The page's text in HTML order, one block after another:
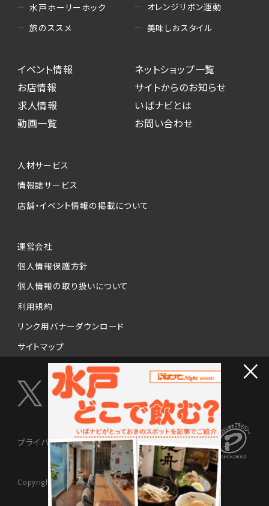
水戸ホーリーホック
旅のススメ
オレンジリボン運動
美味しおスタイル
イベント情報
お店情報
求人情報
動画一覧
ネットショップ一覧
サイトからのお知らせ
いばナビとは
お問い合わせ
人材サービス
情報誌サービス
店舗・イベント情報の掲載について
運営会社
個人情報保護方針
個人情報の取り扱いについて
利用規約
リンク用バナーダウンロード
サイトマップ
プライバシーマーク制度
Copyright © 2024 NISSENMEDIX Ltd. All Rights Reserved.
×